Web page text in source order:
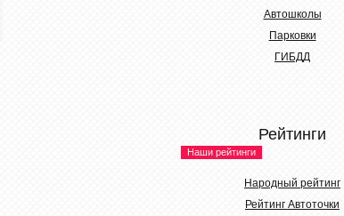
Автошколы
Парковки
ГИБДД
Рейтинги
Наши рейтинги
Народный рейтинг
Рейтинг Автоточки